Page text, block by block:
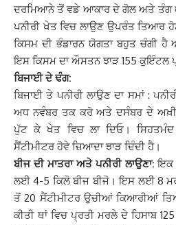
ਦਰਮਿਆਨੇ ਤੋਂ ਵਡੇ ਆਕਾਰ ਦੇ ਗੋਲ ਅਤੇ ਤੰਗ
ਪਨੀਰੀ ਖੇਤ ਵਿਚ ਲਾਉਣ ਉਪਰੰਤ ਤਿਆਰ
ਕਿਸਮ ਦੀ ਭੰਡਾਰਨ ਯੋਗਤਾ ਬਹੁਤ ਚੰਗੀ
ਇਸ ਕਿਸਮ ਦਾ ਔਸਤਨ ਝਾੜ 155 ਕੁਇੰਟਲ
ਬਿਜਾਈ ਦੇ ਢੰਗ:
ਬਿਜਾਈ ਤੇ ਪਨੀਰੀ ਲਾਉਣ ਦਾ ਸਮਾਂ :
ਅਧ ਨਵੰਬਰ ਤਕ ਕਰੋ ਅਤੇ ਦਸੰਬਰ ਦੇ
ਪੁੱਟ ਕੇ ਖੇਤ ਵਿਚ ਲਾ ਦਿਓ। ਸਿਹਤਮੰਦ
ਸੈਂਟੀਮੀਟਰ ਹੋਵੇ ਜ਼ਿਆਦਾ ਝਾੜ ਦਿੰਦੀ ਹੈ।
ਬੀਜ ਦੀ ਮਾਤਰਾ ਅਤੇ ਪਨੀਰੀ ਲਾਉਣਾ: ਇਕ
ਲਈ 4-5 ਕਿਲੋ ਬੀਜ ਬੀਜੋ। ਇਸ ਲਈ 8
ਤੋਂ 20 ਸੈਂਟੀਮੀਟਰ ਉਚੀਆਂ ਕਿਆਰੀਆਂ
ਕੀਤੀ ਥਾਂ ਵਿਚ ਪ੍ਰਤੀ ਮਰਲੇ ਦੇ ਹਿਸਾਬ